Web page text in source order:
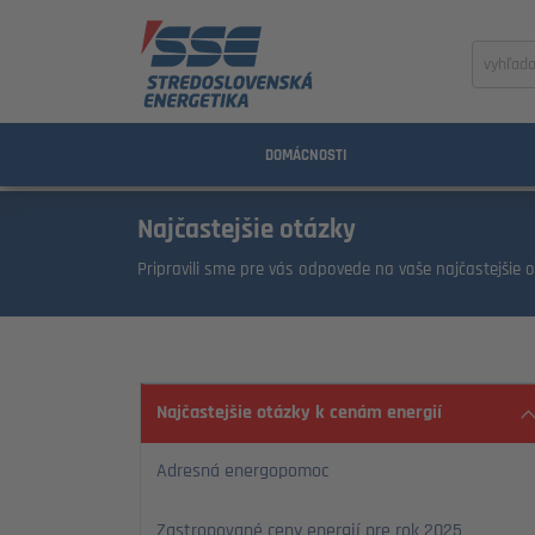
Zadajte
výraz
DOMÁCNOSTI
Najčastejšie otázky
Pripravili sme pre vás odpovede na vaše najčastejšie
Najčastejšie otázky k cenám energií
Adresná energopomoc